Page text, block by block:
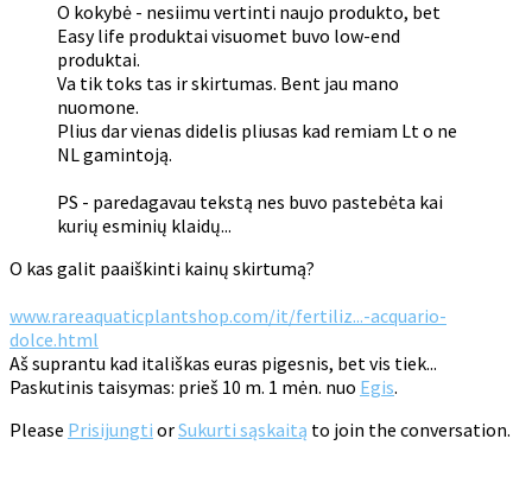
O kokybė - nesiimu vertinti naujo produkto, bet
Easy life produktai visuomet buvo low-end
produktai.
Va tik toks tas ir skirtumas. Bent jau mano
nuomone.
Plius dar vienas didelis pliusas kad remiam Lt o ne
NL gamintoją.
PS - paredagavau tekstą nes buvo pastebėta kai
kurių esminių klaidų...
O kas galit paaiškinti kainų skirtumą?
www.rareaquaticplantshop.com/it/fertiliz...-acquario-
dolce.html
Aš suprantu kad itališkas euras pigesnis, bet vis tiek...
Paskutinis taisymas: prieš 10 m. 1 mėn. nuo Egis.
Please Prisijungti orSukurti sąskaitą to join the conversation.